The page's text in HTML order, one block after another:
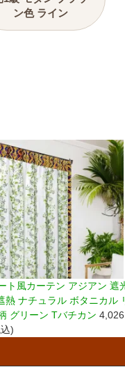
ン色 ライン
ト風カーテン アジアン 遮
熱 ナチュラル ボタニカル
グリーン Tバチカン 4,026
)